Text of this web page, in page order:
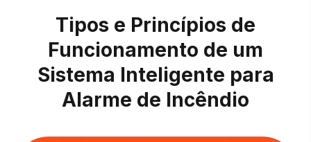
Tipos e Princípios de
Funcionamento de um
Sistema Inteligente para
Alarme de Incêndio